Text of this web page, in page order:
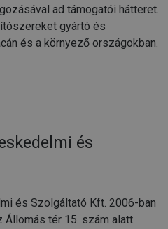
ad támogatói hátteret.
gyártó és
és a környező országokban.
és
és Szolgáltató Kft. 2006-ban
Állomás tér 15. szám alatt